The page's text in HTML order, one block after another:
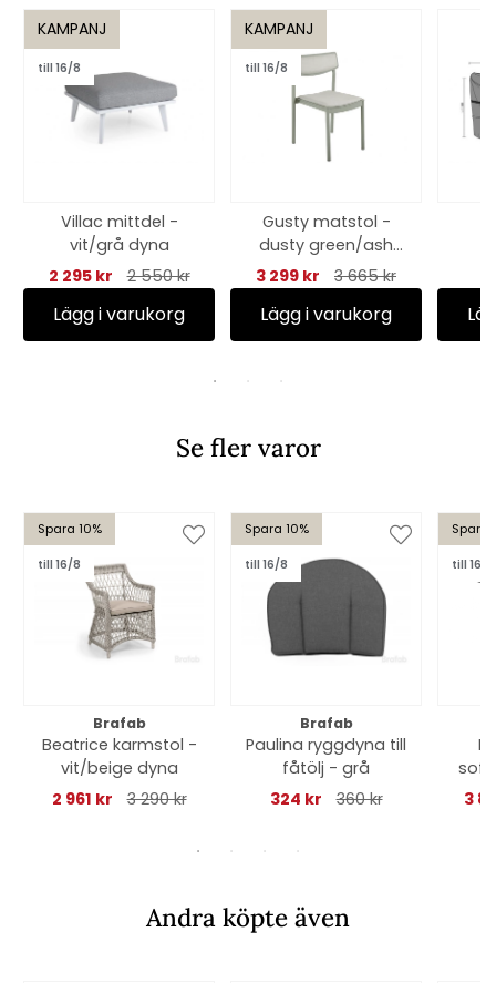
KAMPANJ
till 16/8
Villac mittdel -
vit/grå dyna
2 295 kr
2 550 kr
Lägg i varukorg
KAMPANJ
till 16/8
Gusty matstol -
dusty green/ash
dyna
3 299 kr 3 665 kr
Lägg i varukorg
Se fler varor
Spara 10%
till 16/8
Brafab
Beatrice karmstol -
vit/beige dyna
2 961 kr
3 290 kr
Spara 10%
till 16/8
Brafab
Paulina ryggdyna till
fåtölj - grå
324 kr
360 kr
Spara
till 16/8
3
Andra köpte även